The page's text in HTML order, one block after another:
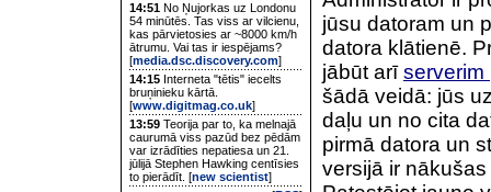
14:51 No Ņujorkas uz Londonu
54 minūtēs. Tas viss ar vilcienu,
kas pārvietosies ar ~8000 km/h
ātrumu. Vai tas ir iespējams?
[media.dsc.discovery.com]
14:15 Interneta "tētis" iecelts
bruņinieku kārtā.
[www.digitmag.co.uk]
13:59 Teorija par to, ka melnajā
caurumā viss pazūd bez pēdām
var izrādīties nepatiesa un 21.
jūlijā Stephen Hawking centīsies
to pierādīt. [new scientist]
jūsu datoram un
datora klātienē.
jābūt arīserverim
šādā veidā: jūs
daļu un no cita
pirmā datora un
versijā ir